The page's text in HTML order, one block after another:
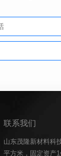
联系我们
山东茂隆新材料科
平方米，固定资产